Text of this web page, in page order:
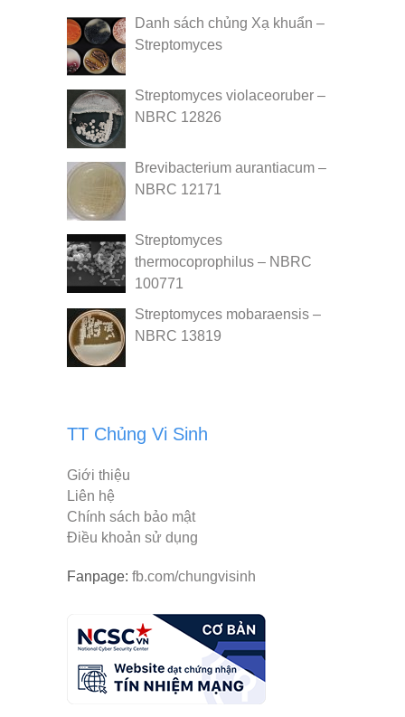
Danh sách chủng Xạ khuẩn –
Streptomyces
Streptomyces violaceoruber –
NBRC 12826
Brevibacterium aurantiacum –
NBRC 12171
Streptomyces
thermocoprophilus – NBRC
100771
Streptomyces mobaraensis –
NBRC 13819
TT Chủng Vi Sinh
Giới thiệu
Liên hệ
Chính sách bảo mật
Điều khoản sử dụng
Fanpage: fb.com/chungvisinh